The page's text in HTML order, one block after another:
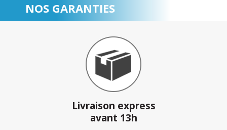
NOS GARANTIES
Livraison express
avant 13h